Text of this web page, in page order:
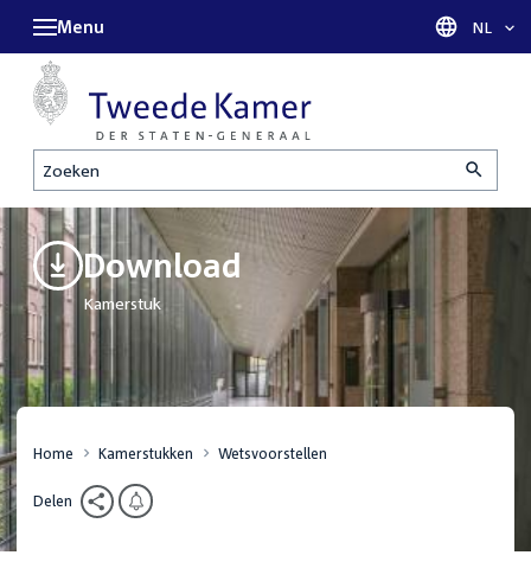
Zoeken
Menu Taal
NL
Download
Kamerstuk
Home Kamerstukken Wetsvoorstellen
Delen